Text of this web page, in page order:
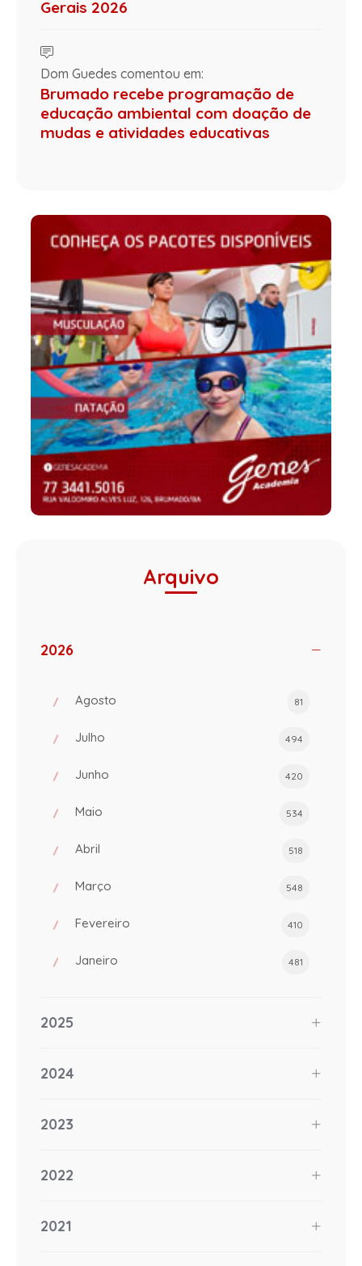
Gerais 2026
Dom Guedes comentou em:
Brumado recebe programação de
educação ambiental com doação de
mudas e atividades educativas
Arquivo
2026
Agosto 81
Julho 494
Junho 420
Maio 534
Abril 518
Março 548
Fevereiro 410
Janeiro 481
2025
2024
2023
2022
2021